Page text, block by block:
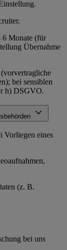
6 Monate (für
Übernahme
bei sensiblen
h) DSGVO.
Vorliegen eines
(z. B.
bei uns